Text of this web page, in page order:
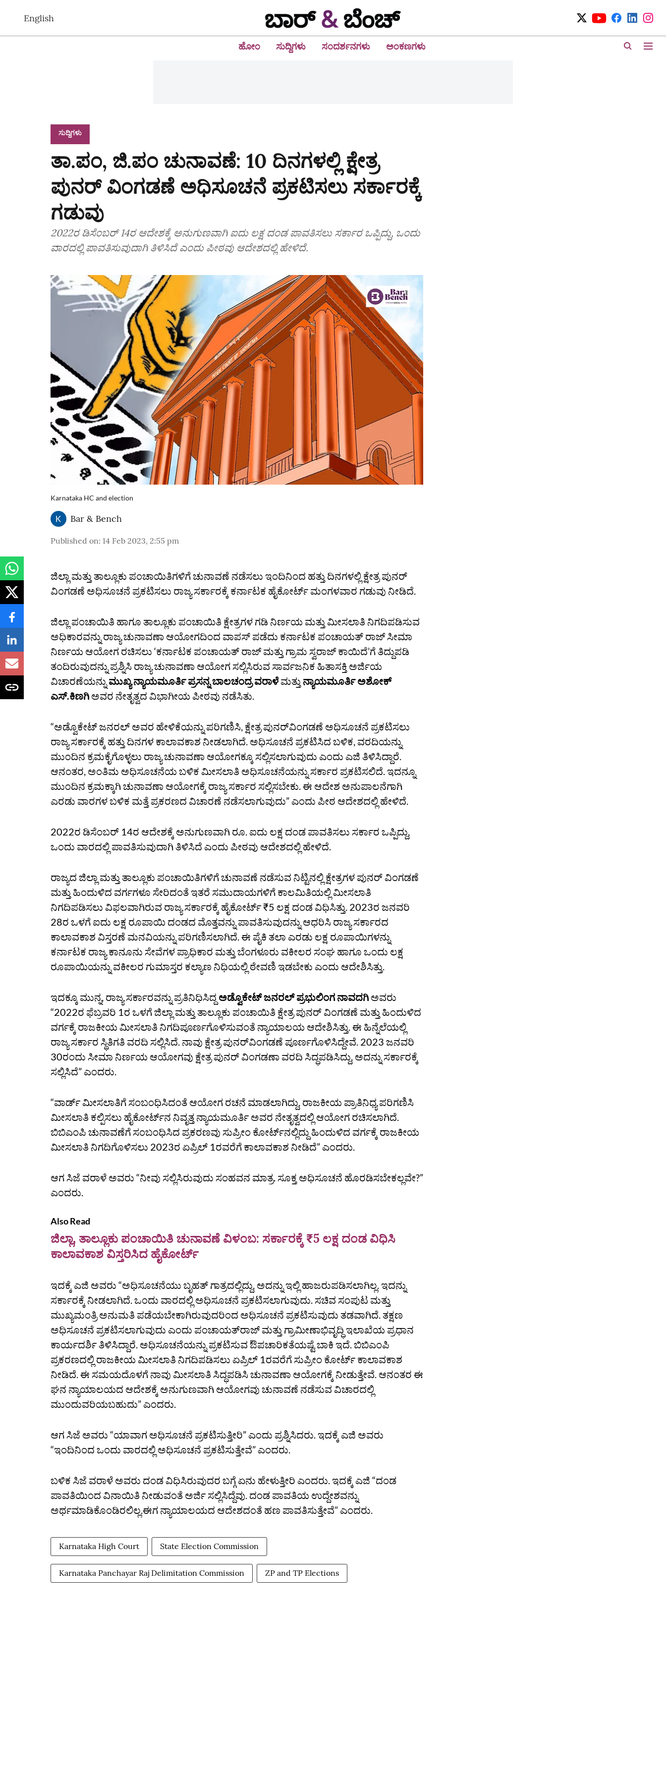
English
ಹೋಂ ಸುದ್ದಿಗಳು ಸಂದರ್ಶನಗಳು ಅಂಕಣಗಳು
ಸುದ್ದಿಗಳು
ತಾ.ಪಂ, ಜಿ.ಪಂ ಚುನಾವಣೆ: 10 ದಿನಗಳಲ್ಲಿ ಕ್ಷೇತ್ರ
ಪುನರ್‌ ವಿಂಗಡಣೆ ಅಧಿಸೂಚನೆ ಪ್ರಕಟಿಸಲು ಸರ್ಕಾರಕ್ಕೆ
ಗಡುವು
2022ರ ಡಿಸೆಂಬರ್‌ 14ರ ಆದೇಶಕ್ಕೆ ಅನುಗುಣವಾಗಿ ಐದು ಲಕ್ಷ ದಂಡ ಪಾವತಿಸಲು ಸರ್ಕಾರ ಒಪ್ಪಿದ್ದು, ಒಂದು
ವಾರದಲ್ಲಿ ಪಾವತಿಸುವುದಾಗಿ ತಿಳಿಸಿದೆ ಎಂದು ಪೀಠವು ಆದೇಶದಲ್ಲಿ ಹೇಳಿದೆ.
Karnataka HC and election
Bar & Bench
Published on: 14 Feb 2023, 2:55 pm
ಜಿಲ್ಲಾ ಮತ್ತು ತಾಲ್ಲೂಕು ಪಂಚಾಯಿತಿಗಳಿಗೆ ಚುನಾವಣೆ ನಡೆಸಲು ಇಂದಿನಿಂದ ಹತ್ತು ದಿನಗಳಲ್ಲಿ ಕ್ಷೇತ್ರ ಪುನರ್‌
ವಿಂಗಡಣೆ ಅಧಿಸೂಚನೆ ಪ್ರಕಟಿಸಲು ರಾಜ್ಯ ಸರ್ಕಾರಕ್ಕೆ ಕರ್ನಾಟಕ ಹೈಕೋರ್ಟ್‌ ಮಂಗಳವಾರ ಗಡುವು ನೀಡಿದೆ.
ಜಿಲ್ಲಾ ಪಂಚಾಯಿತಿ ಹಾಗೂ ತಾಲ್ಲೂಕು ಪಂಚಾಯಿತಿ ಕ್ಷೇತ್ರಗಳ ಗಡಿ ನಿರ್ಣಯ ಮತ್ತು ಮೀಸಲಾತಿ ನಿಗದಿಪಡಿಸುವ
ಅಧಿಕಾರವನ್ನು ರಾಜ್ಯ ಚುನಾವಣಾ ಆಯೋಗದಿಂದ ವಾಪಸ್ ಪಡೆದು ಕರ್ನಾಟಕ ಪಂಚಾಯತ್ ರಾಜ್ ಸೀಮಾ
ನಿರ್ಣಯ ಆಯೋಗ ರಚಿಸಲು ‘ಕರ್ನಾಟಕ ಪಂಚಾಯತ್ ರಾಜ್ ಮತ್ತು ಗ್ರಾಮ ಸ್ವರಾಜ್ ಕಾಯಿದೆ’ಗೆ ತಿದ್ದುಪಡಿ
ತಂದಿರುವುದನ್ನು ಪ್ರಶ್ನಿಸಿ ರಾಜ್ಯ ಚುನಾವಣಾ ಆಯೋಗ ಸಲ್ಲಿಸಿರುವ ಸಾರ್ವಜನಿಕ ಹಿತಾಸಕ್ತಿ ಅರ್ಜಿಯ
ವಿಚಾರಣೆಯನ್ನು ಮುಖ್ಯ ನ್ಯಾಯಮೂರ್ತಿ ಪ್ರಸನ್ನ ಬಾಲಚಂದ್ರ ವರಾಳೆಮತ್ತು ನ್ಯಾಯಮೂರ್ತಿ ಅಶೋಕ್‌
ಎಸ್‌.ಕಿಣಗಿ ಅವರ ನೇತೃತ್ವದ ವಿಭಾಗೀಯ ಪೀಠವು ನಡೆಸಿತು.
“ಅಡ್ವೊಕೇಟ್‌ ಜನರಲ್‌ ಅವರ ಹೇಳಿಕೆಯನ್ನು ಪರಿಗಣಿಸಿ, ಕ್ಷೇತ್ರ ಪುನರ್‌ವಿಂಗಡಣೆ ಅಧಿಸೂಚನೆ ಪ್ರಕಟಿಸಲು
ರಾಜ್ಯ ಸರ್ಕಾರಕ್ಕೆ ಹತ್ತು ದಿನಗಳ ಕಾಲಾವಕಾಶ ನೀಡಲಾಗಿದೆ. ಅಧಿಸೂಚನೆ ಪ್ರಕಟಿಸಿದ ಬಳಿಕ, ವರದಿಯನ್ನು
ಮುಂದಿನ ಕ್ರಮಕೈಗೊಳ್ಳಲು ರಾಜ್ಯ ಚುನಾವಣಾ ಆಯೋಗಕ್ಕೂ ಸಲ್ಲಿಸಲಾಗುವುದು ಎಂದು ಎಜಿ ತಿಳಿಸಿದ್ದಾರೆ.
ಆನಂತರ, ಅಂತಿಮ ಅಧಿಸೂಚನೆಯ ಬಳಿಕ ಮೀಸಲಾತಿ ಅಧಿಸೂಚನೆಯನ್ನು ಸರ್ಕಾರ ಪ್ರಕಟಿಸಲಿದೆ. ಇದನ್ನೂ
ಮುಂದಿನ ಕ್ರಮಕ್ಕಾಗಿ ಚುನಾವಣಾ ಆಯೋಗಕ್ಕೆ ರಾಜ್ಯ ಸರ್ಕಾರ ಸಲ್ಲಿಸಬೇಕು. ಈ ಆದೇಶ ಅನುಪಾಲನೆಗಾಗಿ
ಎರಡು ವಾರಗಳ ಬಳಿಕ ಮತ್ತೆ ಪ್ರಕರಣದ ವಿಚಾರಣೆ ನಡೆಸಲಾಗುವುದು” ಎಂದು ಪೀಠ ಆದೇಶದಲ್ಲಿ ಹೇಳಿದೆ.
2022ರ ಡಿಸೆಂಬರ್‌ 14ರ ಆದೇಶಕ್ಕೆ ಅನುಗುಣವಾಗಿ ರೂ. ಐದು ಲಕ್ಷ ದಂಡ ಪಾವತಿಸಲು ಸರ್ಕಾರ ಒಪ್ಪಿದ್ದು,
ಒಂದು ವಾರದಲ್ಲಿ ಪಾವತಿಸುವುದಾಗಿ ತಿಳಿಸಿದೆ ಎಂದು ಪೀಠವು ಆದೇಶದಲ್ಲಿ ಹೇಳಿದೆ.
ರಾಜ್ಯದ ಜಿಲ್ಲಾ ಮತ್ತು ತಾಲ್ಲೂಕು ಪಂಚಾಯಿತಿಗಳಿಗೆ ಚುನಾವಣೆ ನಡೆಸುವ ನಿಟ್ಟಿನಲ್ಲಿ ಕ್ಷೇತ್ರಗಳ ಪುನರ್‌ ವಿಂಗಡಣೆ
ಮತ್ತು ಹಿಂದುಳಿದ ವರ್ಗಗಳೂ ಸೇರಿದಂತೆ ಇತರೆ ಸಮುದಾಯಗಳಿಗೆ ಕಾಲಮಿತಿಯಲ್ಲಿ ಮೀಸಲಾತಿ
ನಿಗದಿಪಡಿಸಲು ವಿಫಲವಾಗಿರುವ ರಾಜ್ಯ ಸರ್ಕಾರಕ್ಕೆ ಹೈಕೋರ್ಟ್‌ ₹5 ಲಕ್ಷ ದಂಡ ವಿಧಿಸಿತ್ತು. 2023ರ ಜನವರಿ
28ರ ಒಳಗೆ ಐದು ಲಕ್ಷ ರೂಪಾಯಿ ದಂಡದ ಮೊತ್ತವನ್ನು ಪಾವತಿಸುವುದನ್ನು ಆಧರಿಸಿ ರಾಜ್ಯ ಸರ್ಕಾರದ
ಕಾಲಾವಕಾಶ ವಿಸ್ತರಣೆ ಮನವಿಯನ್ನು ಪರಿಗಣಿಸಲಾಗಿದೆ. ಈ ಪೈಕಿ ತಲಾ ಎರಡು ಲಕ್ಷ ರೂಪಾಯಿಗಳನ್ನು
ಕರ್ನಾಟಕ ರಾಜ್ಯ ಕಾನೂನು ಸೇವೆಗಳ ಪ್ರಾಧಿಕಾರ ಮತ್ತು ಬೆಂಗಳೂರು ವಕೀಲರ ಸಂಘ ಹಾಗೂ ಒಂದು ಲಕ್ಷ
ರೂಪಾಯಿಯನ್ನು ವಕೀಲರ ಗುಮಾಸ್ತರ ಕಲ್ಯಾಣ ನಿಧಿಯಲ್ಲಿ ಠೇವಣಿ ಇಡಬೇಕು ಎಂದು ಆದೇಶಿಸಿತ್ತು.
ಇದಕ್ಕೂ ಮುನ್ನ, ರಾಜ್ಯ ಸರ್ಕಾರವನ್ನು ಪ್ರತಿನಿಧಿಸಿದ್ದ ಅಡ್ವೊಕೇಟ್‌ ಜನರಲ್‌ ಪ್ರಭುಲಿಂಗ ನಾವದಗಿ ಅವರು
“2022ರ ಫೆಬ್ರವರಿ 1ರ ಒಳಗೆ ಜಿಲ್ಲಾ ಮತ್ತು ತಾಲ್ಲೂಕು ಪಂಚಾಯಿತಿ ಕ್ಷೇತ್ರ ಪುನರ್‌ ವಿಂಗಡಣೆ ಮತ್ತು ಹಿಂದುಳಿದ
ವರ್ಗಕ್ಕೆ ರಾಜಕೀಯ ಮೀಸಲಾತಿ ನಿಗದಿಪೂರ್ಣಗೊಳಿಸುವಂತೆ ನ್ಯಾಯಾಲಯ ಆದೇಶಿಸಿತ್ತು. ಈ ಹಿನ್ನೆಲೆಯಲ್ಲಿ
ರಾಜ್ಯ ಸರ್ಕಾರ ಸ್ಥಿತಿಗತಿ ವರದಿ ಸಲ್ಲಿಸಿದೆ. ನಾವು ಕ್ಷೇತ್ರ ಪುನರ್‌ವಿಂಗಡಣೆ ಪೂರ್ಣಗೊಳಿಸಿದ್ದೇವೆ. 2023 ಜನವರಿ
30ರಂದು ಸೀಮಾ ನಿರ್ಣಯ ಆಯೋಗವು ಕ್ಷೇತ್ರ ಪುನರ್‌ ವಿಂಗಡಣಾ ವರದಿ ಸಿದ್ಧಪಡಿಸಿದ್ದು, ಅದನ್ನು ಸರ್ಕಾರಕ್ಕೆ
ಸಲ್ಲಿಸಿದೆ” ಎಂದರು.
“ವಾರ್ಡ್‌ ಮೀಸಲಾತಿಗೆ ಸಂಬಂಧಿಸಿದಂತೆ ಆಯೋಗ ರಚನೆ ಮಾಡಲಾಗಿದ್ದು, ರಾಜಕೀಯ ಪ್ರಾತಿನಿಧ್ಯ ಪರಿಗಣಿಸಿ
ಮೀಸಲಾತಿ ಕಲ್ಪಿಸಲು ಹೈಕೋರ್ಟ್‌ನ ನಿವೃತ್ತ ನ್ಯಾಯಮೂರ್ತಿ ಅವರ ನೇತೃತ್ವದಲ್ಲಿ ಆಯೋಗ ರಚಿಸಲಾಗಿದೆ.
ಬಿಬಿಎಂಪಿ ಚುನಾವಣೆಗೆ ಸಂಬಂಧಿಸಿದ ಪ್ರಕರಣವು ಸುಪ್ರೀಂ ಕೋರ್ಟ್‌ನಲ್ಲಿದ್ದು ಹಿಂದುಳಿದ ವರ್ಗಕ್ಕೆ ರಾಜಕೀಯ
ಮೀಸಲಾತಿ ನಿಗದಿಗೊಳಿಸಲು 2023ರ ಏಪ್ರಿಲ್‌ 1ರವರೆಗೆ ಕಾಲಾವಕಾಶ ನೀಡಿದೆ” ಎಂದರು.
ಆಗ ಸಿಜೆ ವರಾಳೆ ಅವರು “ನೀವು ಸಲ್ಲಿಸಿರುವುದು ಸಂಹವನ ಮಾತ್ರ. ಸೂಕ್ತ ಅಧಿಸೂಚನೆ ಹೊರಡಿಸಬೇಕಲ್ಲವೇ?”
ಎಂದರು.
Also Read
ಜಿಲ್ಲಾ, ತಾಲ್ಲೂಕು ಪಂಚಾಯಿತಿ ಚುನಾವಣೆ ವಿಳಂಬ: ಸರ್ಕಾರಕ್ಕೆ ₹5 ಲಕ್ಷ ದಂಡ ವಿಧಿಸಿ
ಕಾಲಾವಕಾಶ ವಿಸ್ತರಿಸಿದ ಹೈಕೋರ್ಟ್‌
ಇದಕ್ಕೆ ಎಜಿ ಅವರು “ಅಧಿಸೂಚನೆಯು ಬೃಹತ್‌ ಗಾತ್ರದಲ್ಲಿದ್ದು, ಅದನ್ನು ಇಲ್ಲಿ ಹಾಜರುಪಡಿಸಲಾಗಿಲ್ಲ. ಇದನ್ನು
ಸರ್ಕಾರಕ್ಕೆ ನೀಡಲಾಗಿದೆ. ಒಂದು ವಾರದಲ್ಲಿ ಅಧಿಸೂಚನೆ ಪ್ರಕಟಿಸಲಾಗುವುದು. ಸಚಿವ ಸಂಪುಟ ಮತ್ತು
ಮುಖ್ಯಮಂತ್ರಿ ಅನುಮತಿ ಪಡೆಯಬೇಕಾಗಿರುವುದರಿಂದ ಅಧಿಸೂಚನೆ ಪ್ರಕಟಿಸುವುದು ತಡವಾಗಿದೆ. ತಕ್ಷಣ
ಅಧಿಸೂಚನೆ ಪ್ರಕಟಿಸಲಾಗುವುದು ಎಂದು ಪಂಚಾಯತ್‌ರಾಜ್‌ ಮತ್ತು ಗ್ರಾಮೀಣಾಭಿವೃದ್ಧಿ ಇಲಾಖೆಯ ಪ್ರಧಾನ
ಕಾರ್ಯದರ್ಶಿ ತಿಳಿಸಿದ್ದಾರೆ. ಅಧಿಸೂಚನೆಯನ್ನು ಪ್ರಕಟಿಸುವ ಔಪಚಾರಿಕತೆಯಷ್ಟೆ ಬಾಕಿ ಇದೆ. ಬಿಬಿಎಂಪಿ
ಪ್ರಕರಣದಲ್ಲಿ ರಾಜಕೀಯ ಮೀಸಲಾತಿ ನಿಗದಿಪಡಿಸಲು ಏಪ್ರಿಲ್‌ 1ರವರೆಗೆ ಸುಪ್ರೀಂ ಕೋರ್ಟ್‌ ಕಾಲಾವಕಾಶ
ನೀಡಿದೆ. ಈ ಸಮಯದೊಳಗೆ ನಾವು ಮೀಸಲಾತಿ ಸಿದ್ಧಪಡಿಸಿ ಚುನಾವಣಾ ಆಯೋಗಕ್ಕೆ ನೀಡುತ್ತೇವೆ. ಆನಂತರ ಈ
ಘನ ನ್ಯಾಯಾಲಯದ ಆದೇಶಕ್ಕೆ ಅನುಗುಣವಾಗಿ ಆಯೋಗವು ಚುನಾವಣೆ ನಡೆಸುವ ವಿಚಾರದಲ್ಲಿ
ಮುಂದುವರಿಯಬಹುದು” ಎಂದರು.
ಆಗ ಸಿಜೆ ಅವರು “ಯಾವಾಗ ಅಧಿಸೂಚನೆ ಪ್ರಕಟಿಸುತ್ತೀರಿ” ಎಂದು ಪ್ರಶ್ನಿಸಿದರು. ಇದಕ್ಕೆ ಎಜಿ ಅವರು
“ಇಂದಿನಿಂದ ಒಂದು ವಾರದಲ್ಲಿ ಅಧಿಸೂಚನೆ ಪ್ರಕಟಿಸುತ್ತೇವೆ” ಎಂದರು.
ಬಳಿಕ ಸಿಜೆ ವರಾಳೆ ಅವರು ದಂಡ ವಿಧಿಸಿರುವುದರ ಬಗ್ಗೆ ಏನು ಹೇಳುತ್ತೀರಿ ಎಂದರು. ಇದಕ್ಕೆ ಎಜಿ “ದಂಡ
ಪಾವತಿಯಿಂದ ವಿನಾಯಿತಿ ನೀಡುವಂತೆ ಅರ್ಜಿ ಸಲ್ಲಿಸಿದ್ದೆವು. ದಂಡ ಪಾವತಿಯ ಉದ್ದೇಶವನ್ನು
ಅರ್ಥಮಾಡಿಕೊಂಡಿರಲಿಲ್ಲ.ಈಗ ನ್ಯಾಯಾಲಯದ ಆದೇಶದಂತೆ ಹಣ ಪಾವತಿಸುತ್ತೇವೆ” ಎಂದರು.
Karnataka High Court State Election Commission
Karnataka Panchayar Raj Delimitation Commission ZP and TP Elections